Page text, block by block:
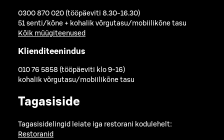
0300 870 020 (tööpäeviti 8.30-16.30)
51 senti/kõne + kohalik võrgutasu/mobiilikõne tasu
Kõik müügiteenused
Klienditeenindus
010 76 5858 (tööpäeviti klo 9-16)
kohalik võrgutasu/mobiilikõne tasu
Tagasiside
Tagasisidelingid leiate iga restorani kodulehelt:
Restoranid